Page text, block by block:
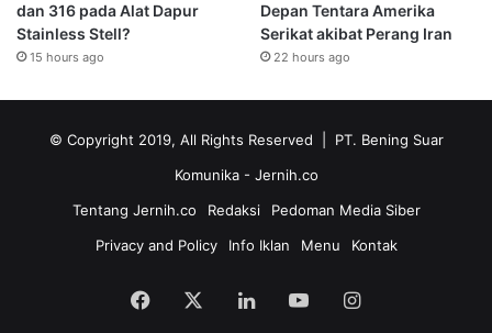
dan 316 pada Alat Dapur
Stainless Stell?
15 hours ago
Depan Tentara Amerika
Serikat akibat Perang Iran
22 hours ago
© Copyright 2019, All Rights Reserved | PT. Bening Suar
Komunika - Jernih.co
Tentang Jernih.co
Redaksi
Pedoman Media Siber
Privacy and Policy
Info Iklan Menu Kontak
Facebook LinkedInYouTubeInstagram